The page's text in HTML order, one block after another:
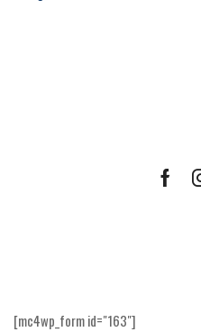
[mc4wp_form id="163"]